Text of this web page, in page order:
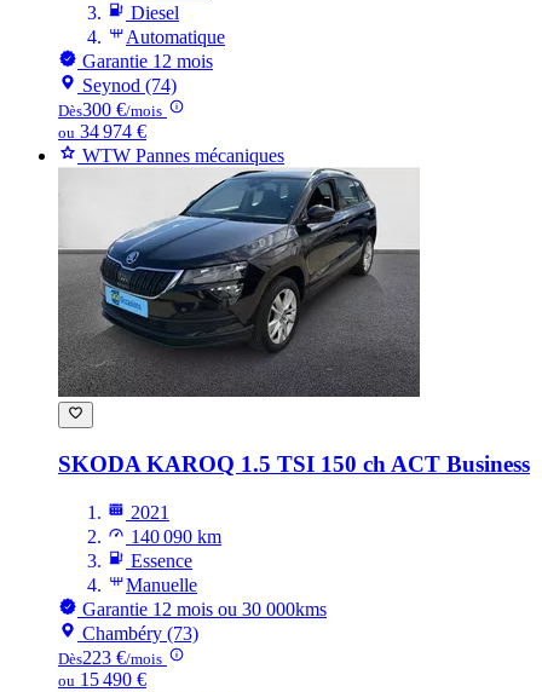
Diesel
Automatique
Garantie 12 mois
Seynod (74)
Dès300 €/mois
ou 34 974 €
WTW Pannes mécaniques
SKODA KAROQ 1.5 TSI 150 ch ACT Business
2021
140 090 km
Essence
Manuelle
Garantie 12 mois ou 30 000kms
Chambéry (73)
Dès223 €/mois
ou 15 490 €